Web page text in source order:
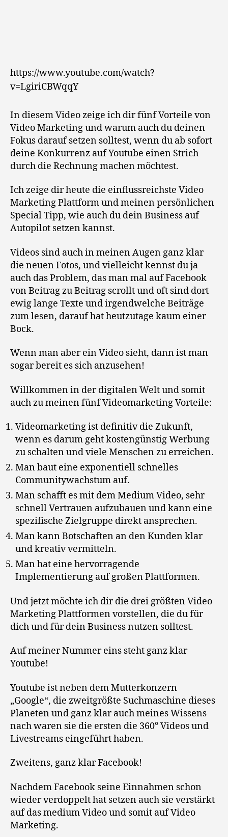
https://www.youtube.com/watch?
v=LgiriCBWqqY
In diesem Video zeige ich dir fünf Vorteile von
Video Marketing und warum auch du deinen
Fokus darauf setzen solltest, wenn du ab sofort
deine Konkurrenz auf Youtube einen Strich
durch die Rechnung machen möchtest.
Ich zeige dir heute die einflussreichste Video
Marketing Plattform und meinen persönlichen
Special Tipp, wie auch du dein Business auf
Autopilot setzen kannst.
Videos sind auch in meinen Augen ganz klar
die neuen Fotos, und vielleicht kennst du ja
auch das Problem, das man mal auf Facebook
von Beitrag zu Beitrag scrollt und oft sind dort
ewig lange Texte und irgendwelche Beiträge
zum lesen, darauf hat heutzutage kaum einer
Bock.
Wenn man aber ein Video sieht, dann ist man
sogar bereit es sich anzusehen!
Willkommen in der digitalen Welt und somit
auch zu meinen fünf Videomarketing Vorteile:
Videomarketing ist definitiv die Zukunft,
wenn es darum geht kostengünstig Werbung
zu schalten und viele Menschen zu erreichen.
Man baut eine exponentiell schnelles
Communitywachstum auf.
Man schafft es mit dem Medium Video, sehr
schnell Vertrauen aufzubauen und kann eine
spezifische Zielgruppe direkt ansprechen.
Man kann Botschaften an den Kunden klar
und kreativ vermitteln.
Man hat eine hervorragende
Implementierung auf großen Plattformen.
Und jetzt möchte ich dir die drei größten Video
Marketing Plattformen vorstellen, die du für
dich und für dein Business nutzen solltest.
Auf meiner Nummer eins steht ganz klar
Youtube!
Youtube ist neben dem Mutterkonzern
„Google“, die zweitgrößte Suchmaschine dieses
Planeten und ganz klar auch meines Wissens
nach waren sie die ersten die 360° Videos und
Livestreams eingeführt haben.
Zweitens, ganz klar Facebook!
Nachdem Facebook seine Einnahmen schon
wieder verdoppelt hat setzen auch sie verstärkt
auf das medium Video und somit auf Video
Marketing.